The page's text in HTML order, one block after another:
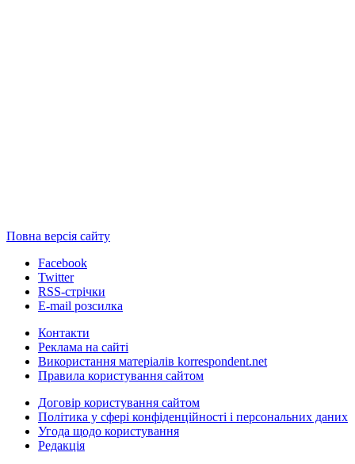
Повна версія сайту
Facebook
Twitter
RSS-стрічки
E-mail розсилка
Контакти
Реклама на сайті
Використання матеріалів korrespondent.net
Правила користування сайтом
Договір користування сайтом
Політика у сфері конфіденційності і персональних даних
Угода щодо користування
Редакція